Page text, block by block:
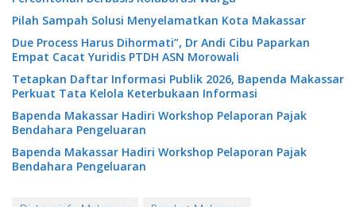
Pilah Sampah Solusi Menyelamatkan Kota Makassar
Due Process Harus Dihormati”, Dr Andi Cibu Paparkan
Empat Cacat Yuridis PTDH ASN Morowali
Tetapkan Daftar Informasi Publik 2026, Bapenda Makassar
Perkuat Tata Kelola Keterbukaan Informasi
Bapenda Makassar Hadiri Workshop Pelaporan Pajak
Bendahara Pengeluaran
Bapenda Makassar Hadiri Workshop Pelaporan Pajak
Bendahara Pengeluaran